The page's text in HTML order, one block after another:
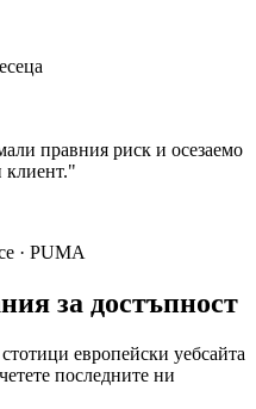
правния риск и осезаемо
клиент."
· PUMA
за достъпност
европейски уебсайта
последните ни